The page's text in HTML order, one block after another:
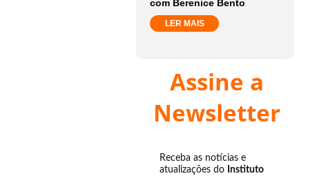
com Berenice Bento
LER MAIS
Assine a
Newsletter
Receba as notícias e
atualizações do Instituto